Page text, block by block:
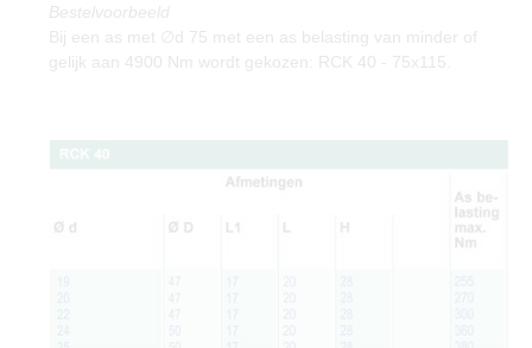
Bestelvoorbeeld
Bij een as met ∅d 75 met een as belasting van minder of
gelijk aan 4900 Nm wordt gekozen: RCK 40 - 75x115.